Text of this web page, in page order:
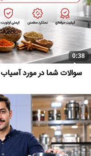
0:38
سوالات شما در مورد